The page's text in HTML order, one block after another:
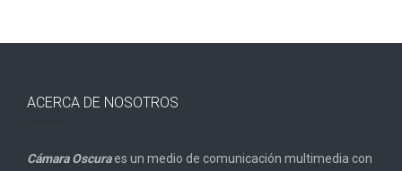
ACERCA DE NOSOTROS
Cámara Oscuraes un medio de comunicación multimedia con